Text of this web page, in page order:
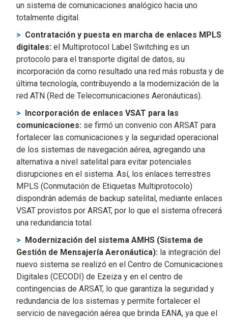
un sistema de comunicaciones analógico hacia uno
totalmente digital.
Contratación y puesta en marcha de enlaces MPLS
digitales: el Multiprotocol Label Switching es un
protocolo para el transporte digital de datos, su
incorporación da como resultado una red más robusta y de
última tecnología, contribuyendo a la modernización de la
red ATN (Red de Telecomunicaciones Aeronáuticas).
Incorporación de enlaces VSAT para las
comunicaciones: se firmó un convenio con ARSAT para
fortalecer las comunicaciones y la seguridad operacional
de los sistemas de navegación aérea, agregando una
alternativa a nivel satelital para evitar potenciales
disrupciones en el sistema. Así, los enlaces terrestres
MPLS (Conmutación de Etiquetas Multiprotocolo)
dispondrán además de backup satelital, mediante enlaces
VSAT provistos por ARSAT, por lo que el sistema ofrecerá
una redundancia total.
Modernización del sistema AMHS (Sistema de
Gestión de Mensajería Aeronáutica): la integración del
nuevo sistema se realizó en el Centro de Comunicaciones
Digitales (CECODI) de Ezeiza y en el centro de
contingencias de ARSAT, lo que garantiza la seguridad y
redundancia de los sistemas y permite fortalecer el
servicio de navegación aérea que brinda EANA, ya que el